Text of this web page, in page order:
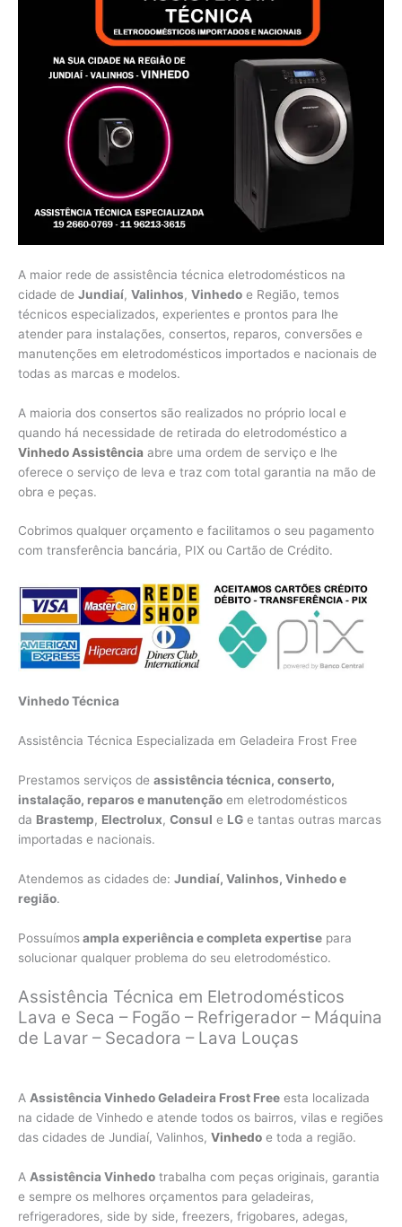
A maior rede de assistência técnica eletrodomésticos na
cidade de Jundiaí, Valinhos, Vinhedo e Região, temos
técnicos especializados, experientes e prontos para lhe
atender para instalações, consertos, reparos, conversões e
manutenções em eletrodomésticos importados e nacionais de
todas as marcas e modelos.
A maioria dos consertos são realizados no próprio local e
quando há necessidade de retirada do eletrodoméstico a
Vinhedo Assistência abre uma ordem de serviço e lhe
oferece o serviço de leva e traz com total garantia na mão de
obra e peças.
Cobrimos qualquer orçamento e facilitamos o seu pagamento
com transferência bancária, PIX ou Cartão de Crédito.
Vinhedo Técnica
Assistência Técnica Especializada em Geladeira Frost Free
Prestamos serviços de assistência técnica, conserto,
instalação, reparos e manutenção em eletrodomésticos
da Brastemp, Electrolux, Consul e LG e tantas outras marcas
importadas e nacionais.
Atendemos as cidades de: Jundiaí, Valinhos, Vinhedo e
região.
Possuímosampla experiência e completa expertise para
solucionar qualquer problema do seu eletrodoméstico.
Assistência Técnica em Eletrodomésticos
Lava e Seca – Fogão – Refrigerador – Máquina
de Lavar – Secadora – Lava Louças
A Assistência Vinhedo Geladeira Frost Free esta localizada
na cidade de Vinhedo e atende todos os bairros, vilas e regiões
das cidades de Jundiaí, Valinhos, Vinhedo e toda a região.
A Assistência Vinhedo trabalha com peças originais, garantia
e sempre os melhores orçamentos para geladeiras,
refrigeradores, side by side, freezers, frigobares, adegas,